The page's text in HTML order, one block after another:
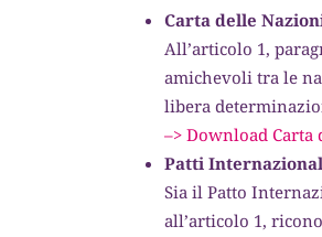
Carta delle
All’articolo 1,
amichevoli tra le
libera
–> Download
Patti
Sia il Patto
all’articolo 1,